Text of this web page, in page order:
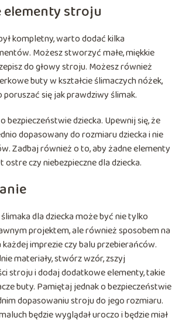
stroju
kompletny, warto dodać kilka
Możesz stworzyć małe, miękkie
do głowy stroju. Możesz również
buty w kształcie ślimaczych nóżek,
poruszać się jak prawdziwy ślimak.
bezpieczeństwie dziecka. Upewnij się, że
dopasowany do rozmiaru dziecka i nie
Zadbaj również o to, aby żadne elementy
ostre czy niebezpieczne dla dziecka.
dla dziecka może być nie tylko
projektem, ale również sposobem na
imprezie czy balu przebierańców.
materiały, stwórz wzór, zszyj
stroju i dodaj dodatkowe elementy, takie
buty. Pamiętaj jednak o bezpieczeństwie
dopasowaniu stroju do jego rozmiaru.
będzie wyglądał uroczo i będzie miał